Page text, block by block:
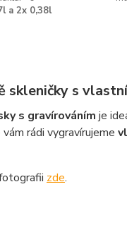
a 2x 0,38l
skleničky s
s gravírováním je
rádi vygravírujeme
zde.